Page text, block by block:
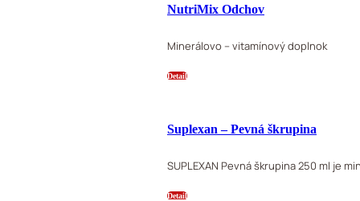
NutriMix Odchov
Minerálovo – vitamínový doplnok
Detail
Suplexan – Pevná škrupina
SUPLEXAN Pevná škrupina 250 ml je
Detail